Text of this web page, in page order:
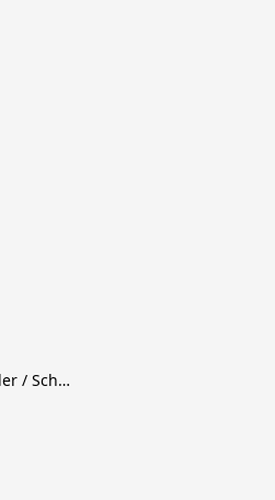
Elektronische Zylinder / Schließsysteme